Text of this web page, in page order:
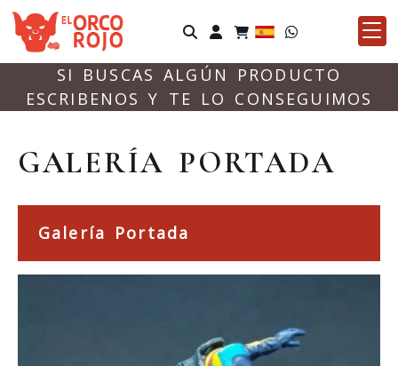
Identifícate
SI BUSCAS ALGÚN PRODUCTO
ESCRIBENOS Y TE LO CONSEGUIMOS
GALERÍA PORTADA
Galería Portada
Previous